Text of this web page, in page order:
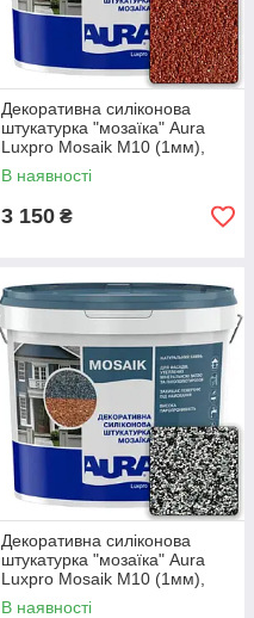
Декоративна силіконова
штукатурка "мозаїка" Aura
Luxpro Mosaik M10 (1мм),
S104, 15кг
В наявності
3 150 ₴
Декоративна силіконова
штукатурка "мозаїка" Aura
Luxpro Mosaik M10 (1мм),
S157, 15кг
В наявності